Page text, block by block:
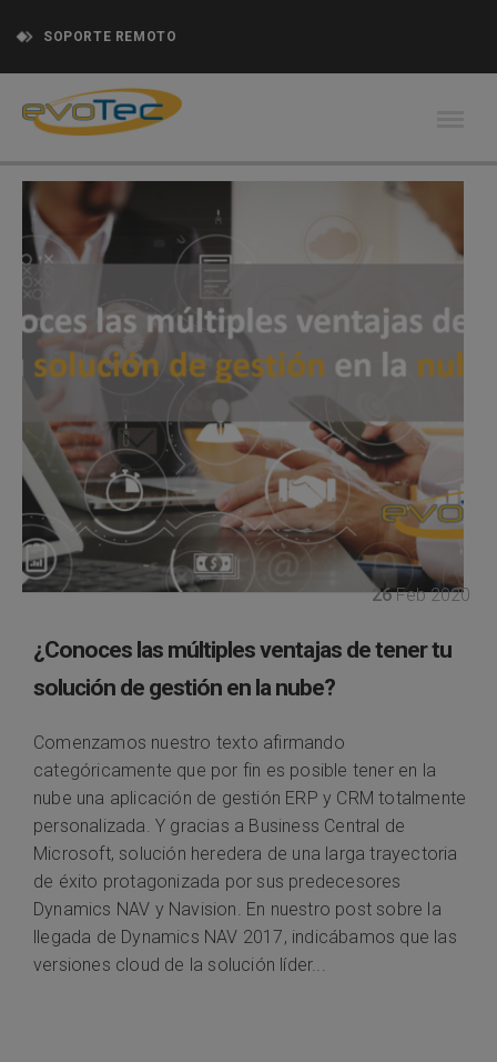
SOPORTE REMOTO
26Feb 2020
¿Conoces las múltiples ventajas de tener tu
solución de gestión en la nube?
Comenzamos nuestro texto afirmando
categóricamente que por fin es posible tener en la
nube una aplicación de gestión ERP y CRM totalmente
personalizada. Y gracias a Business Central de
Microsoft, solución heredera de una larga trayectoria
de éxito protagonizada por sus predecesores
Dynamics NAV y Navision. En nuestro post sobre la
llegada de Dynamics NAV 2017, indicábamos que las
versiones cloud de la solución líder...